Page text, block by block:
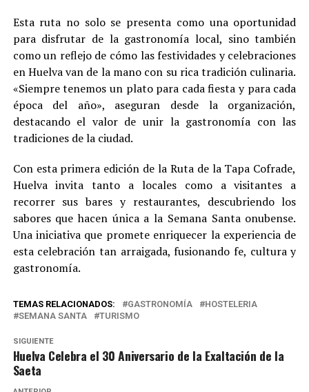
Esta ruta no solo se presenta como una oportunidad
para disfrutar de la gastronomía local, sino también
como un reflejo de cómo las festividades y celebraciones
en Huelva van de la mano con su rica tradición culinaria.
«Siempre tenemos un plato para cada fiesta y para cada
época del año», aseguran desde la organización,
destacando el valor de unir la gastronomía con las
tradiciones de la ciudad.
Con esta primera edición de la Ruta de la Tapa Cofrade,
Huelva invita tanto a locales como a visitantes a
recorrer sus bares y restaurantes, descubriendo los
sabores que hacen única a la Semana Santa onubense.
Una iniciativa que promete enriquecer la experiencia de
esta celebración tan arraigada, fusionando fe, cultura y
gastronomía.
TEMAS RELACIONADOS: GASTRONOMÍA
HOSTELERIA
SEMANA SANTA
TURISMO
SIGUIENTE
Huelva Celebra el 30 Aniversario de la Exaltación de la
Saeta